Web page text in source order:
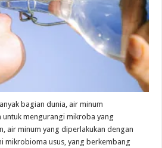
bagian dunia, air minum
mengurangi mikroba yang
air minum yang diperlakukan dengan
mikrobioma usus, yang berkembang